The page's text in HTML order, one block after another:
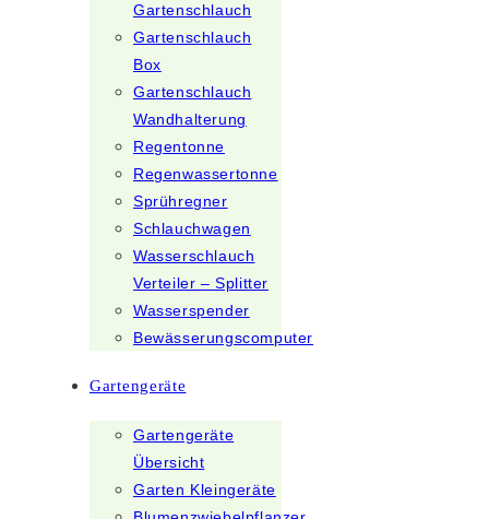
Gartenschlauch
Gartenschlauch
Box
Gartenschlauch
Wandhalterung
Regentonne
Regenwassertonne
Sprühregner
Schlauchwagen
Wasserschlauch
Verteiler – Splitter
Wasserspender
Bewässerungscomputer
Gartengeräte
Gartengeräte
Übersicht
Garten Kleingeräte